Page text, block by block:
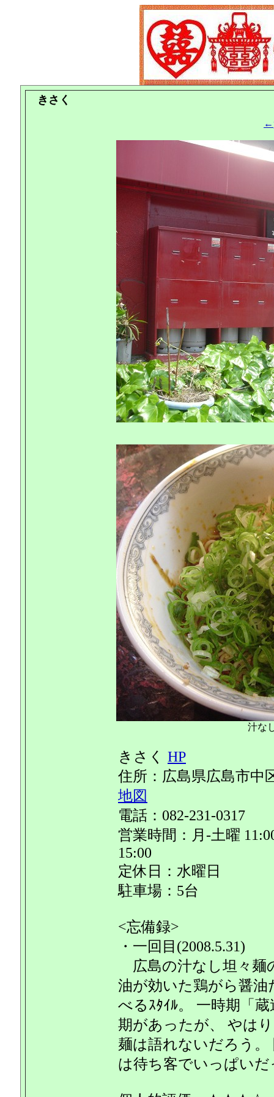
きさく
汁な
きさく HP
住所：広島県広島市中
地図
電話：082-231-0317
営業時間：月-土曜
15:00
定休日：水曜日
駐車場：5台
<忘備録>
・一回目(2008.5.31)
広島の汁なし坦々麺
油が効いた鶏がら醤
べるｽﾀｲﾙ。 一時期「
期があったが、 やは
麺は語れないだろう
は待ち客でいっぱいだ